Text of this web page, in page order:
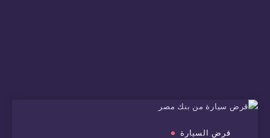
قرض السيارة